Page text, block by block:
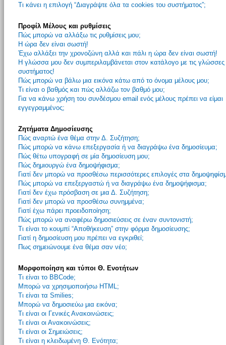
Τι κάνει η επιλογή “Διαγράψτε όλα τα cookies του συστήματος”;
Προφίλ Μέλους και ρυθμίσεις
Πώς μπορώ να αλλάξω τις ρυθμίσεις μου;
Η ώρα δεν είναι σωστή!
Έχω αλλάξει την χρονοζώνη αλλά και πάλι η ώρα δεν είναι σωστή!
Η γλώσσα μου δεν συμπεριλαμβάνεται στον κατάλογο με τις γλώσσες
συστήματος!
Πώς μπορώ να βάλω μια εικόνα κάτω από το όνομα μέλους μου;
Τι είναι ο βαθμός και πώς αλλάζω τον βαθμό μου;
Για να κάνω χρήση του συνδέσμου email ενός μέλους πρέπει να είμαι
εγγεγραμμένος;
Ζητήματα Δημοσίευσης
Πώς αναρτώ ένα θέμα στην Δ. Συζήτηση;
Πώς μπορώ να κάνω επεξεργασία ή να διαγράψω ένα δημοσίευμα;
Πώς θέτω υπογραφή σε μία δημοσίευση μου;
Πώς δημιουργώ ένα δημοψήφισμα;
Γιατί δεν μπορώ να προσθέσω περισσότερες επιλογές στα
Πώς μπορώ να επεξεργαστώ ή να διαγράψω ένα δημοψήφισμα;
Γιατί δεν έχω πρόσβαση σε μια Δ. Συζήτηση;
Γιατί δεν μπορώ να προσθέσω συνημμένα;
Γιατί έχω πάρει προειδοποίηση;
Πώς μπορώ να αναφέρω δημοσιεύσεις σε έναν συντονιστή;
Τι είναι το κουμπί “Αποθήκευση” στην φόρμα δημοσίευσης;
Γιατί η δημοσίευση μου πρέπει να εγκριθεί;
Πως σημειώνουμε ένα θέμα σαν νέο;
Μορφοποίηση και τύποι Θ. Ενοτήτων
Τι είναι το BBCode;
Μπορώ να χρησιμοποιήσω HTML;
Τι είναι τα Smilies;
Μπορώ να δημοσιεύω μια εικόνα;
Τι είναι οι Γενικές Ανακοινώσεις;
Τι είναι οι Ανακοινώσεις;
Τι είναι οι Σημειώσεις;
Τι είναι η κλειδωμένη Θ. Ενότητα;